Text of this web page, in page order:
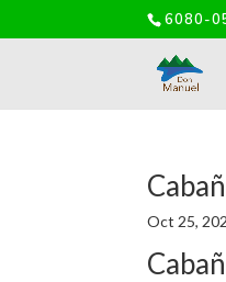
6080-
Oct 25,